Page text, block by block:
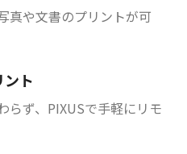
真や文書のプリントが可
ト
らず、PIXUSで手軽にリモ